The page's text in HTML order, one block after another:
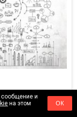
спросом:
сообщение и
на этом
ОК